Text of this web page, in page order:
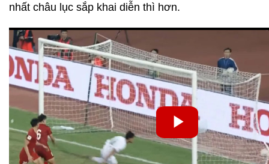
nhất châu lục sắp khai diễn thì hơn.